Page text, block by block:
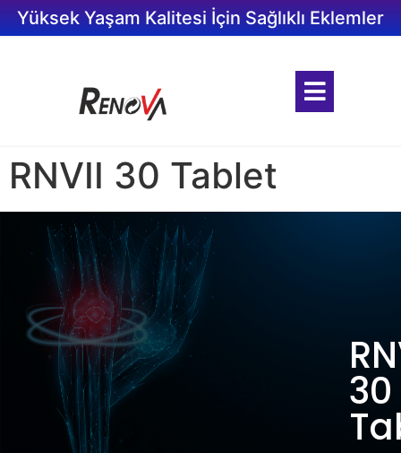
Yüksek Yaşam Kalitesi İçin Sağlıklı Eklemler
RNVII 30 Tablet
30